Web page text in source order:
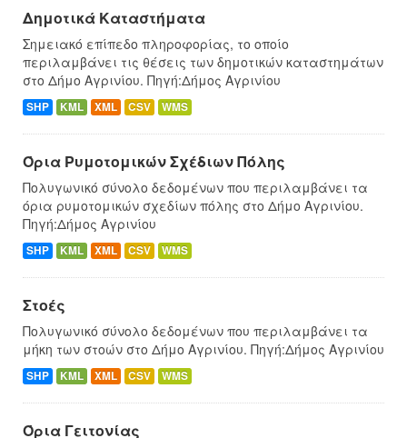
Δημοτικά Καταστήματα
Σημειακό επίπεδο πληροφορίας, το οποίο
περιλαμβάνει τις θέσεις των δημοτικών καταστημάτων
στο Δήμο Αγρινίου. Πηγή:Δήμος Αγρινίου
SHP KML XML CSV WMS
Όρια Ρυμοτομικών Σχέδιων Πόλης
Πολυγωνικό σύνολο δεδομένων που περιλαμβάνει τα
όρια ρυμοτομικών σχεδίων πόλης στο Δήμο Αγρινίου.
Πηγή:Δήμος Αγρινίου
SHP KML XML CSV WMS
Στοές
Πολυγωνικό σύνολο δεδομένων που περιλαμβάνει τα
μήκη των στοών στο Δήμο Αγρινίου. Πηγή:Δήμος Αγρινίου
SHP KML XML CSV WMS
Όρια Γειτονίας